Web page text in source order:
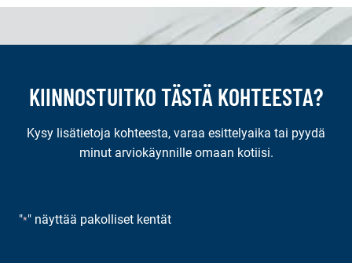
KIINNOSTUITKO TÄSTÄ KOHTEESTA?
Kysy lisätietoja kohteesta, varaa esittelyaika tai pyydä
minut arviokäynnille omaan kotiisi.
"*" näyttää pakolliset kentät